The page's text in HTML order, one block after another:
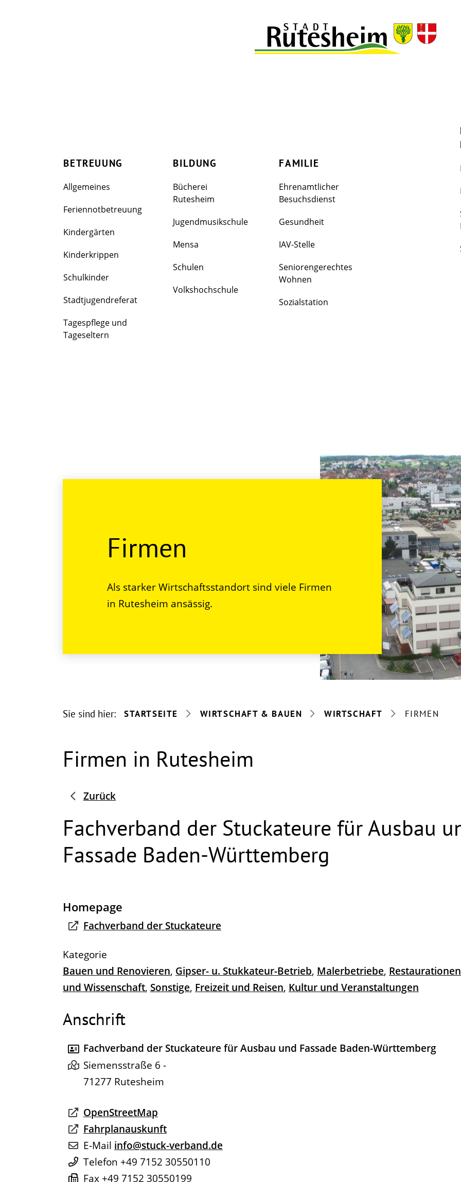
FAMILIE
BILDUNG
BETREUUNG
Allgemeines
Feriennotbetreuung
Kindergärten
Kinderkrippen
Schulkinder
Stadtjugendreferat
Tagespflege und
Tageseltern
BILDUNG
Bücherei
Rutesheim
Jugendmusikschule
Mensa
Schulen
Volkshochschule
FAMILIE
Ehrenamtlicher
Besuchsdienst
Gesundheit
IAV-Stelle
Seniorengerechtes
Wohnen
Sozialstation
Firmen
Als starker Wirtschaftsstandort sind viele Firmen
in Rutesheim ansässig.
Sie sind hier: STARTSEITE WIRTSCHAFT & BAUEN WIRTSCHAFT FIRMEN
Firmen in Rutesheim
Zurück
Fachverband der Stuckateure für Ausbau
Fassade Baden-Württemberg
Homepage
Fachverband der Stuckateure
Bauen und Renovieren, Gipser- u. Stukkateur-Betrieb, Malerbetriebe, Restaurationen
und Wissenschaft, Sonstige, Freizeit und Reisen, Kultur und Veranstaltungen
Anschrift
Fachverband der Stuckateure für Ausbau und Fassade Baden-Württemberg
Siemensstraße 6 -
71277 Rutesheim
OpenStreetMap
Fahrplanauskunft
E-Mail info@stuck-verband.de
Telefon +49 7152 30550110
Fax +49 7152 30550199